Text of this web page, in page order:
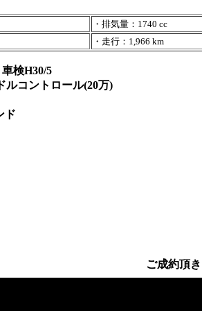
・排気量：1740 cc
・走行：1,966 km
検H30/5
ルコントロール(20万)
ド
ご成約頂